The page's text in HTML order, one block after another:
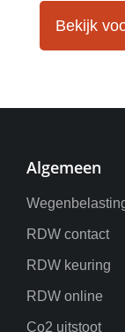
Bekijk
Algemeen
RDW contact
RDW keuring
RDW online
Co2 uitstoot